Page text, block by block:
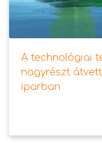
A technológiai
nagyrészt
iparban